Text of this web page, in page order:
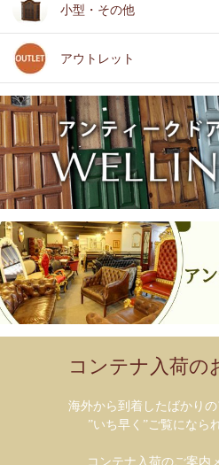
小型・その他
アウトレット
コンテナ入荷の
海外から到着したばかり
”いち早く”ご覧になら
コンテナ入荷のご案内